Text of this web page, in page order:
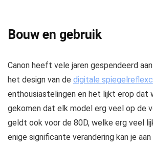
Bouw en gebruik
Canon heeft vele jaren gespendeerd
het design van de digitale
enthousiastelingen en het lijkt erop dat
gekomen dat elk model erg veel op de
geldt ook voor de 80D, welke erg veel
enige significante verandering kan je